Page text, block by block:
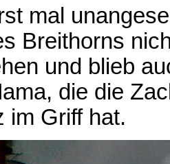
mal
Breithorns
und blieb
die die
im Griff hat.